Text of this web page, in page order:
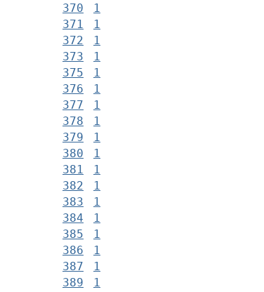
370
1
371
1
372
1
373
1
375
1
376
1
377
1
378
1
379
1
380
1
381
1
382
1
383
1
384
1
385
1
386
1
387
1
389
1